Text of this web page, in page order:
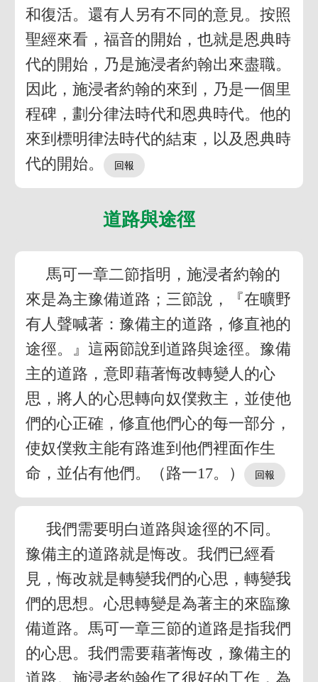
和復活。還有人另有不同的意見。按照
聖經來看，福音的開始，也就是恩典時
代的開始，乃是施浸者約翰出來盡職。
因此，施浸者約翰的來到，乃是一個里
程碑，劃分律法時代和恩典時代。他的
來到標明律法時代的結束，以及恩典時
代的開始。
道路與途徑
馬可一章二節指明，施浸者約翰的
來是為主豫備道路；三節說，『在曠野
有人聲喊著：豫備主的道路，修直祂的
途徑。』這兩節說到道路與途徑。豫備
主的道路，意即藉著悔改轉變人的心
思，將人的心思轉向奴僕救主，並使他
們的心正確，修直他們心的每一部分，
使奴僕救主能有路進到他們裡面作生
命，並佔有他們。（路一17。）
我們需要明白道路與途徑的不同。
豫備主的道路就是悔改。我們已經看
見，悔改就是轉變我們的心思，轉變我
們的思想。心思轉變是為著主的來臨豫
備道路。馬可一章三節的道路是指我們
的心思。我們需要藉著悔改，豫備主的
道路。施浸者約翰作了很好的工作，為